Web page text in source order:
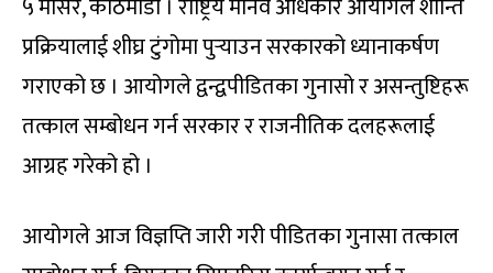
५ मंसिर, काठमाडौं । राष्ट्रिय मानव अधिकार आयोगले शान्ति
प्रक्रियालाई शीघ्र टुंगोमा पुर्‍याउन सरकारको ध्यानाकर्षण
गराएको छ । आयोगले द्वन्द्वपीडितका गुनासो र असन्तुष्टिहरू
तत्काल सम्बोधन गर्न सरकार र राजनीतिक दलहरूलाई
आग्रह गरेको हो ।
आयोगले आज विज्ञप्ति जारी गरी पीडितका गुनासा तत्काल